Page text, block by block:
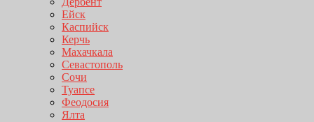
Ейск
Каспийск
Керчь
Махачкала
Севастополь
Сочи
Туапсе
Феодосия
Ялта